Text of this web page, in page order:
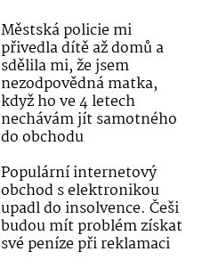
Městská policie mi
přivedla dítě až domů a
sdělila mi, že jsem
nezodpovědná matka,
když ho ve 4 letech
nechávám jít samotného
do obchodu
Populární internetový
obchod s elektronikou
upadl do insolvence. Češi
budou mít problém získat
své peníze při reklamaci